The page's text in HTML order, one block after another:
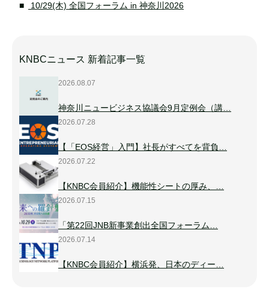
10/29(木) 全国フォーラム in 神奈川2026
KNBCニュース 新着記事一覧
2026.08.07
神奈川ニュービジネス協議会9月定例会（講…
2026.07.28
【「EOS経営」入門】社長がすべてを背負…
2026.07.22
【KNBC会員紹介】機能性シートの厚み、…
2026.07.15
「第22回JNB新事業創出全国フォーラム…
2026.07.14
【KNBC会員紹介】横浜発、日本のディー…